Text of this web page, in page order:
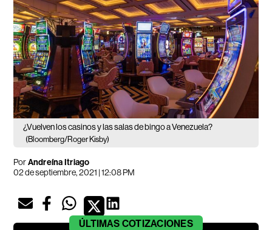
¿Vuelven los casinos y las salas de bingo a Venezuela?
(Bloomberg/Roger Kisby)
PorAndreína Itriago
02 de septiembre, 2021 | 12:08 PM
ÚLTIMAS COTIZACIONES